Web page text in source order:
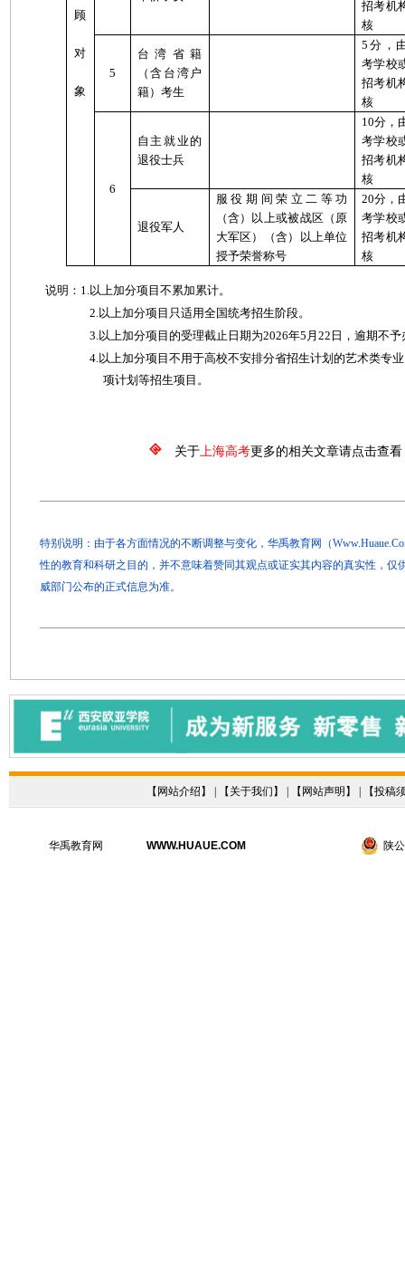
顾
对
象
招考机
核
5
台湾省籍
（含台湾户
籍）考生
5分，
考学校
招考机
核
6
自主就业的
退役士兵
10分，
考学校
招考机
核
退役军人
服役期间荣立二等功
（含）以上或被战区（原
大军区）（含）以上单位
授予荣誉称号
20分，
考学校
招考机
核
说明：1.以上加分项目不累加累计。
2.以上加分项目只适用全国统考招生阶段。
3.以上加分项目的受理截止日期为2026年5月22日，逾期不予
4.以上加分项目不用于高校不安排分省招生计划的艺术类专
项计划等招生项目。
关于上海高考更多的相关文章请点击查看
特别说明：由于各方面情况的不断调整与变化，华禹教育网（
性的教育和科研之目的，并不意味着赞同其观点或证实其内容的真实性，仅
威部门公布的正式信息为准。
【 网站介绍 】 | 【 关于我们 】 | 【 网站声明 】 | 【投稿
华禹教育网 WWW.HUAUE.COM 陕